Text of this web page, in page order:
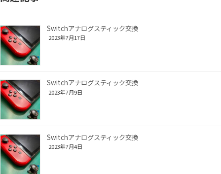
Switchアナログスティック交換
2023年7月17日
Switchアナログスティック交換
2023年7月9日
Switchアナログスティック交換
2023年7月4日